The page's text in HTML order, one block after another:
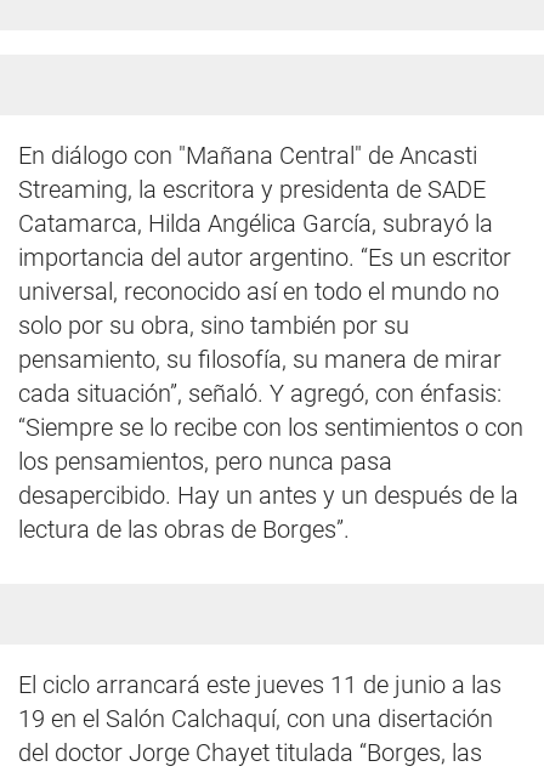
En diálogo con "Mañana Central" de Ancasti
Streaming, la escritora y presidenta de SADE
Catamarca, Hilda Angélica García, subrayó la
importancia del autor argentino. “Es un escritor
universal, reconocido así en todo el mundo no
solo por su obra, sino también por su
pensamiento, su filosofía, su manera de mirar
cada situación”, señaló. Y agregó, con énfasis:
“Siempre se lo recibe con los sentimientos o con
los pensamientos, pero nunca pasa
desapercibido. Hay un antes y un después de la
lectura de las obras de Borges”.
El ciclo arrancará este jueves 11 de junio a las
19 en el Salón Calchaquí, con una disertación
del doctor Jorge Chayet titulada “Borges, las